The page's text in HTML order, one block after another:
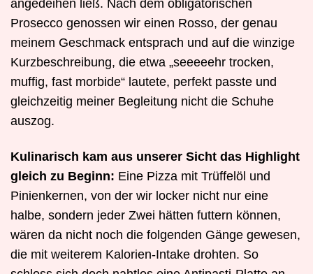
angedeihen ließ. Nach dem obligatorischen
Prosecco genossen wir einen Rosso, der genau
meinem Geschmack entsprach und auf die winzige
Kurzbeschreibung, die etwa „seeeeehr trocken,
muffig, fast morbide“ lautete, perfekt passte und
gleichzeitig meiner Begleitung nicht die Schuhe
auszog.
Kulinarisch kam aus unserer Sicht das Highlight
gleich zu Beginn: Eine Pizza mit Trüffelöl und
Pinienkernen, von der wir locker nicht nur eine
halbe, sondern jeder Zwei hätten futtern können,
wären da nicht noch die folgenden Gänge gewesen,
die mit weiterem Kalorien-Intake drohten. So